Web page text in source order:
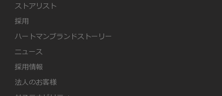
ストアリスト
採用
ハートマンブランドストーリー
ニュース
採用情報
法人のお客様